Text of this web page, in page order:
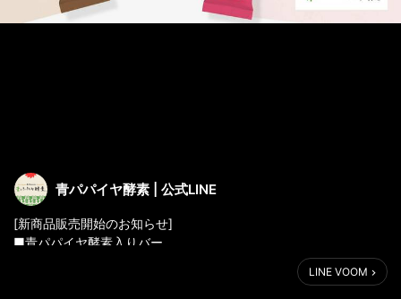
青パパイヤ酵素 | 公式LINE
[新商品販売開始のお知らせ]
■青パパイヤ酵素入りバー
https://aopapa.jp/blogs/news/news-item20250623
LINE VOOM